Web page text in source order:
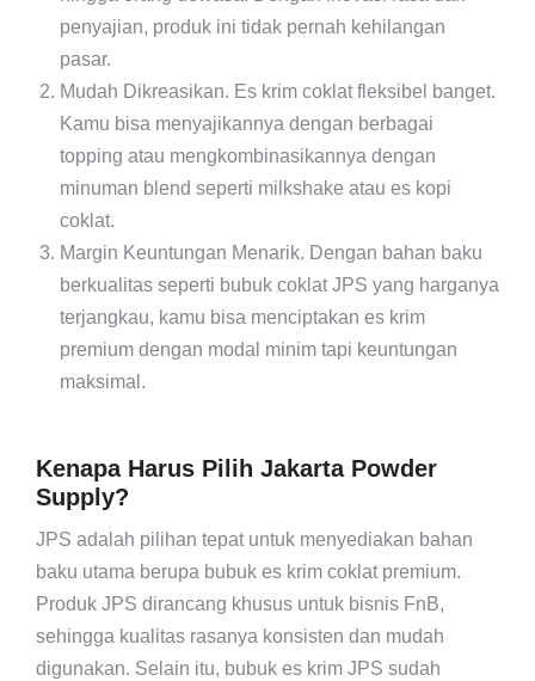
penyajian, produk ini tidak pernah kehilangan
pasar.
Mudah Dikreasikan. Es krim coklat fleksibel banget.
Kamu bisa menyajikannya dengan berbagai
topping atau mengkombinasikannya dengan
minuman blend seperti milkshake atau es kopi
coklat.
Margin Keuntungan Menarik. Dengan bahan baku
berkualitas seperti bubuk coklat JPS yang harganya
terjangkau, kamu bisa menciptakan es krim
premium dengan modal minim tapi keuntungan
maksimal.
Kenapa Harus Pilih Jakarta Powder
Supply?
JPS adalah pilihan tepat untuk menyediakan bahan
baku utama berupa bubuk es krim coklat premium.
Produk JPS dirancang khusus untuk bisnis FnB,
sehingga kualitas rasanya konsisten dan mudah
digunakan. Selain itu, bubuk es krim JPS sudah